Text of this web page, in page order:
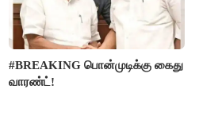
#BREAKING பொன்முடிக்கு கைது
வாரண்ட்!